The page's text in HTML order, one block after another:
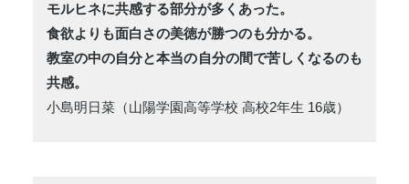
モルヒネに共感する部分が多くあった。
食欲よりも面白さの美徳が勝つのも分かる。
教室の中の自分と本当の自分の間で苦しくなるのも
共感。
小島明日菜（山陽学園高等学校 高校2年生 16歳）